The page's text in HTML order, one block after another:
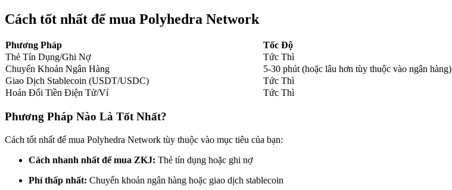
USDC Futures vĩnh cửu
Futures sử dụng USDC làm tài sản thế chấp
Cách tốt nhất để mua Polyhedra Network
Phương Pháp Tốc Độ
Thẻ Tín Dụng/Ghi Nợ
Tức Thì
Chuyển Khoản Ngân Hàng
5-30 phút (hoặc lâu hơn tùy thuộc vào ngân hàng)
Giao Dịch Stablecoin (USDT/USDC)
Tức Thì
Hoán Đổi Tiền Điện Tử/Ví
Tức Thì
Phương Pháp Nào Là Tốt Nhất?
Cách tốt nhất để mua Polyhedra Network tùy thuộc vào mục tiêu của bạn:
Cách nhanh nhất để mua ZKJ: Thẻ tín dụng hoặc ghi nợ
Phí thấp nhất: Chuyển khoản ngân hàng hoặc giao dịch stablecoin